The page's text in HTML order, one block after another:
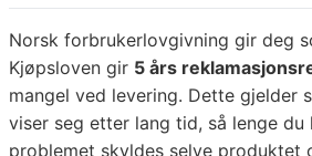
Norsk forbrukerlovgivning gir deg
Kjøpsloven gir 5 års
mangel ved levering. Dette gjelder
viser seg etter lang tid, så lenge du
problemet skyldes selve produktet